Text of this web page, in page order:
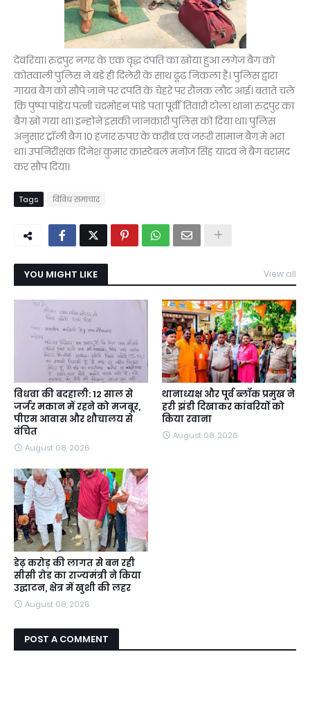
देवरिया। रुद्रपुर नगर के एक वृद्ध दंपति का खोया हुआ लगेज बैग को
कोतवाली पुलिस ने बड़े ही दिलेरी के साथ ढूंढ़ निकला है। पुलिस द्वारा
गायब बैग को सौपे जाने पर दंपति के चेहरे पर रौनक लौट आई। बताते चले
कि पुष्पा पांडेय पत्नी चंद्रमोहन पांडे पता पूर्वी तिवारी टोला थाना रुद्रपुर का
बैग खो गया था। इन्होने इसकी जानकारी पुलिस को दिया था। पुलिस
अनुसार ट्रॉली बैग 10 हजार रुपए के करीब एवं जरूरी सामान बैग मे भरा
था। उपनिरीक्षक दिनेश कुमार कांस्टेबल मनोज सिंह यादव ने बैग बरामद
कर सौप दिया।
Tags विविध समाचार
YOU MIGHT LIKE View all
विधवा की बदहाली: 12 साल से
जर्जर मकान में रहने को मजबूर,
पीएम आवास और शौचालय से
वंचित
August 08, 2026
थानाध्यक्ष और पूर्व ब्लॉक प्रमुख ने
हरी झंडी दिखाकर कांवरियों को
किया रवाना
August 08, 2026
डेढ़ करोड़ की लागत से बन रही
सीसी रोड का राज्यमंत्री ने किया
उद्घाटन, क्षेत्र में खुशी की लहर
August 08, 2026
POST A COMMENT